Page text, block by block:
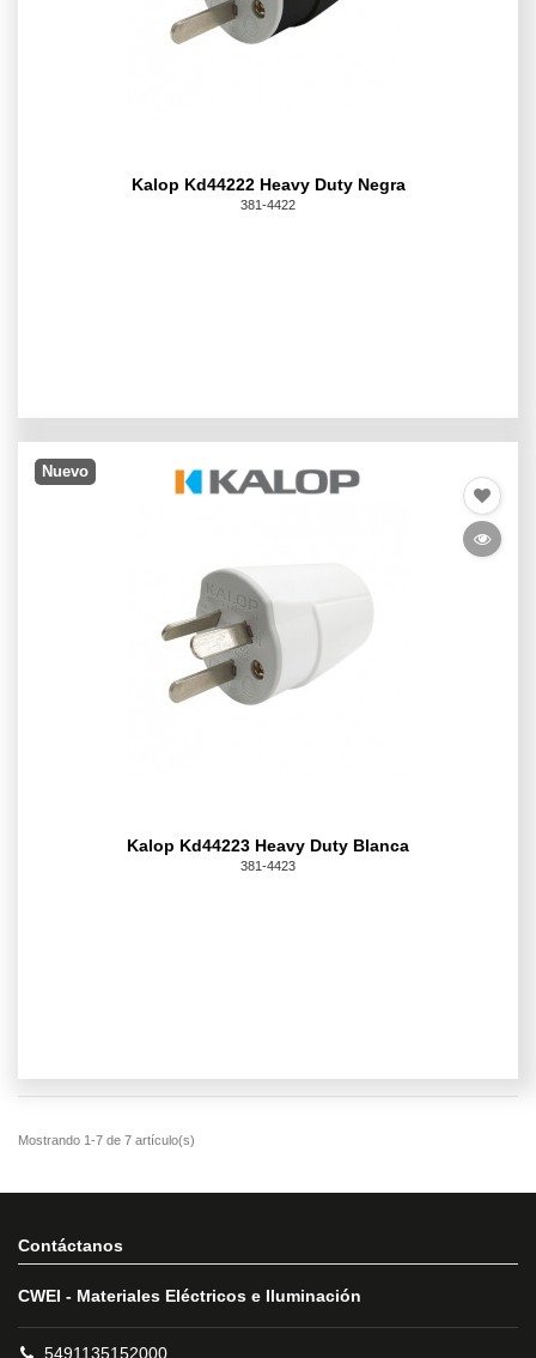
Kalop Kd44222 Heavy Duty Negra
381-4422
Nuevo
Kalop Kd44223 Heavy Duty Blanca
381-4423
Contáctanos
CWEI - Materiales Eléctricos e Iluminación
5491135152000